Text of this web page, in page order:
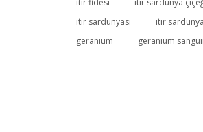
Yorum Yaz
ıtır fidesi
ıtır sardunya
ıtır sardunyası
ıtır sardunya
geranium
geranium